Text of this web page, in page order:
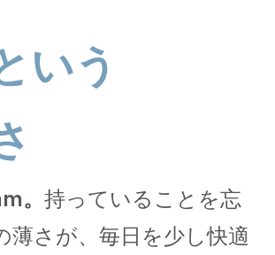
いう
。 持っていることを忘
薄さが、毎日を少し快適